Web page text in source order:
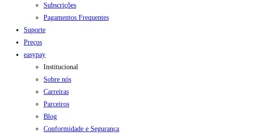
Subscrições
Pagamentos Frequentes
Suporte
Preços
easypay
Institucional
Sobre nós
Carreiras
Parceiros
Blog
Conformidade e Segurança